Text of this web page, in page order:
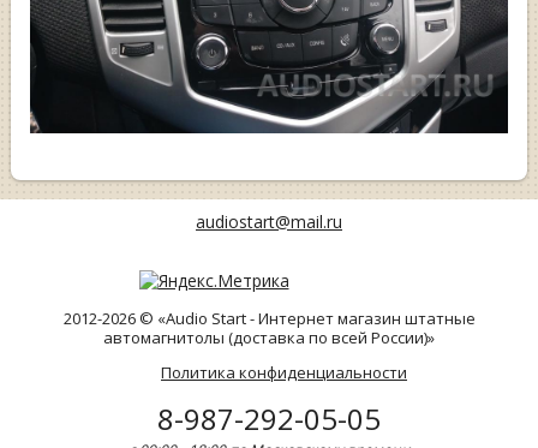
audiostart@mail.ru
2012-2026 © «Audio Start - Интернет магазин штатные
автомагнитолы (доставка по всей России)»
Политика конфиденциальности
8-987-292-05-05